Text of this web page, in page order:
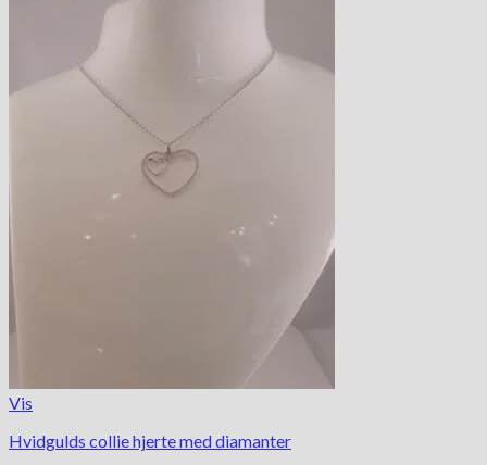
Vis
Hvidgulds collie hjerte med diamanter